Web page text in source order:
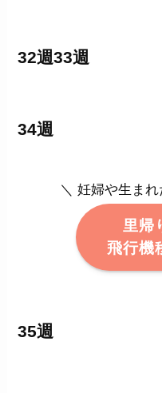
32週33週
34週
＼ 妊婦や生ま
里帰
飛行機
35週